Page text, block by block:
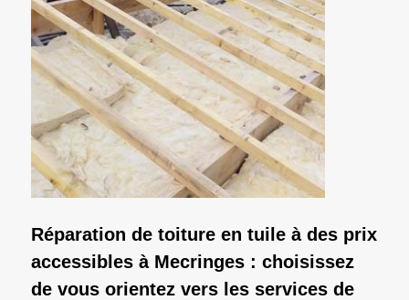
Réparation de toiture en tuile à des prix
accessibles à Mecringes : choisissez
de vous orientez vers les services de